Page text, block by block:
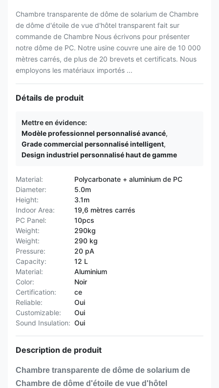
Chambre transparente de dôme de solarium de Chambre
de dôme d'étoile de vue d'hôtel transparent fait sur
commande de Chambre Nous écrivons pour présenter
notre dôme de PC. Notre usine couvre une aire de 10 000
mètres carrés, de plus de 20 brevets et certificats. Nous
employons les matériaux importés ...
Détails de produit
Mettre en évidence:
Modèle professionnel personnalisé avancé,
Grade commercial personnalisé intelligent,
Design industriel personnalisé haut de gamme
Material:
Polycarbonate + aluminium de PC
Diameter:
5.0m
Height:
3.1m
Indoor Area:
19,6 mètres carrés
PC Panel:
10pcs
Weight:
290kg
Weight:
290 kg
Pressure:
20 pA
Capacity:
12 L
Material:
Aluminium
Color:
Noir
Certification:
ce
Reliable:
Oui
Customizable:
Oui
Sound Insulation: Oui
Description de produit
Chambre transparente de dôme de solarium de
Chambre de dôme d'étoile de vue d'hôtel